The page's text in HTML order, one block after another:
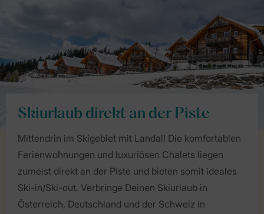
Skiurlaub direkt an der Piste
Mittendrin im Skigebiet mit Landal! Die komfortablen
Ferienwohnungen und luxuriösen Chalets liegen
zumeist direkt an der Piste und bieten somit ideales
Ski-in/Ski-out. Verbringe Deinen Skiurlaub in
Österreich, Deutschland und der Schweiz in